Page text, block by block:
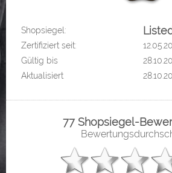
Shopsiegel:
Zertifiziert seit:
Gültig bis
Aktualisiert
77 Shopsiegel-